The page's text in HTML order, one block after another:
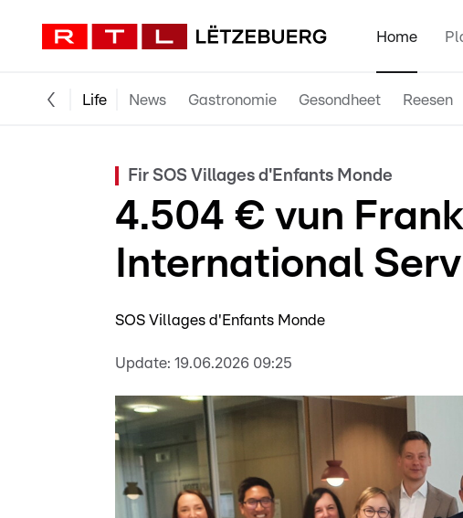
Home
Life News Gastronomie Gesondheet Reesen
Fir SOS Villages d'Enfants Monde
4.504 € vun
International
SOS Villages d'Enfants Monde
Update: 19.06.2026 09:25